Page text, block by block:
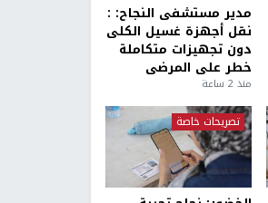
مدير مستشفى النجاح: :
نقل أجهزة غسيل الكلى
دون تجهيزات متكاملة
خطر على المرضى
منذ 2 ساعة
تصريحات خاصة